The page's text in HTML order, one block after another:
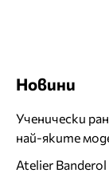
Новини
Ученически
най-яките
Atelier